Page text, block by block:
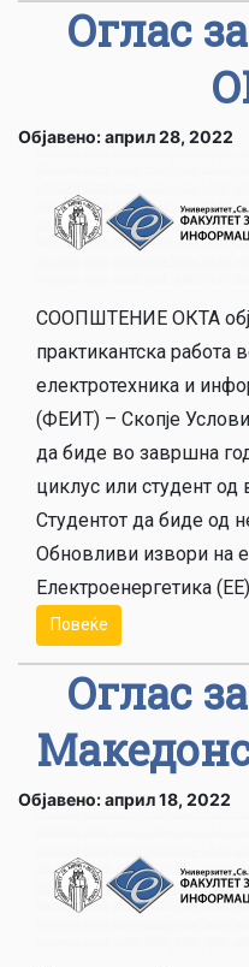
Оглас
Објавено: април 28, 2022
СООПШТЕНИЕ ОКТА
практикантска работа
електротехника и
(ФЕИТ) – Скопје
да биде во завршна
циклус или студент од
Студентот да биде од
Обновливи извори на
Електроенергетика
Повеќе
Оглас
Објавено: април 18, 2022